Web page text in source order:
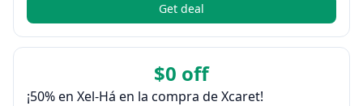
Get deal
$0 off
¡50% en Xel-Há en la compra de Xcaret!